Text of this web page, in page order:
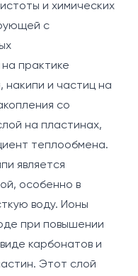
и химических
с
практике
накипи и частиц на
со
на пластинах,
теплообмена.
является
особенно в
воду. Ионы
при повышении
карбонатов и
Этот слой